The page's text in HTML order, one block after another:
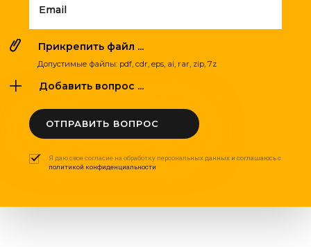
Email
Прикрепить файл ...
Допустимые файлы: pdf, cdr, eps, ai, rar, zip, 7z
Добавить вопрос ...
ОТПРАВИТЬ ВОПРОС
Я даю свое согласие на обработку персональных данных и соглашаюсь с
политикой конфиденциальности